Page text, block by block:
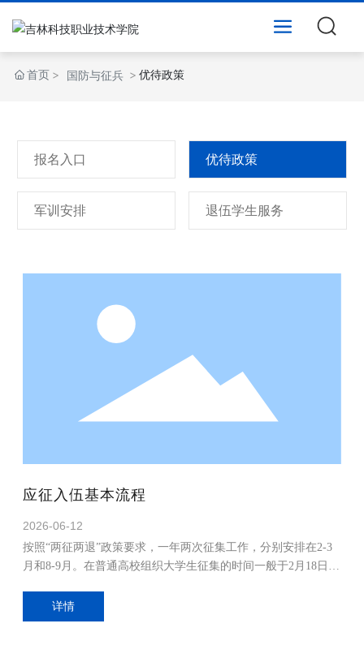
首页 国防与征兵 优待政策
报名入口 优待政策
军训安排 退伍学生服务
应征入伍基本流程
2026-06-12
按照“两征两退”政策要求，一年两次征集工作，分别安排在2-3
月和8-9月。在普通高校组织大学生征集的时间一般于2月18日、
（市、区）人民政府征兵办公室确定。
详情